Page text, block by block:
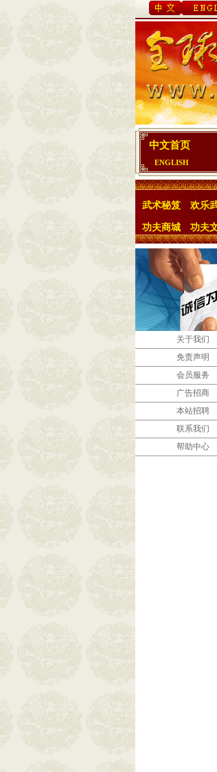
中文首页
ENGLISH
武术秘笈 欢乐
功夫商城 功夫
关于我们
免责声明
会员服务
广告招商
本站招聘
联系我们
帮助中心